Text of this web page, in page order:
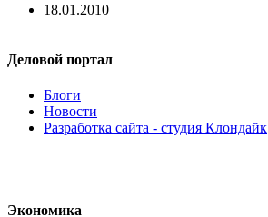
18.01.2010
Деловой портал
Блоги
Новости
Разработка сайта - студия Клондайк
Экономика